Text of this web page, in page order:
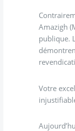
Amazigh
publique.
Votre